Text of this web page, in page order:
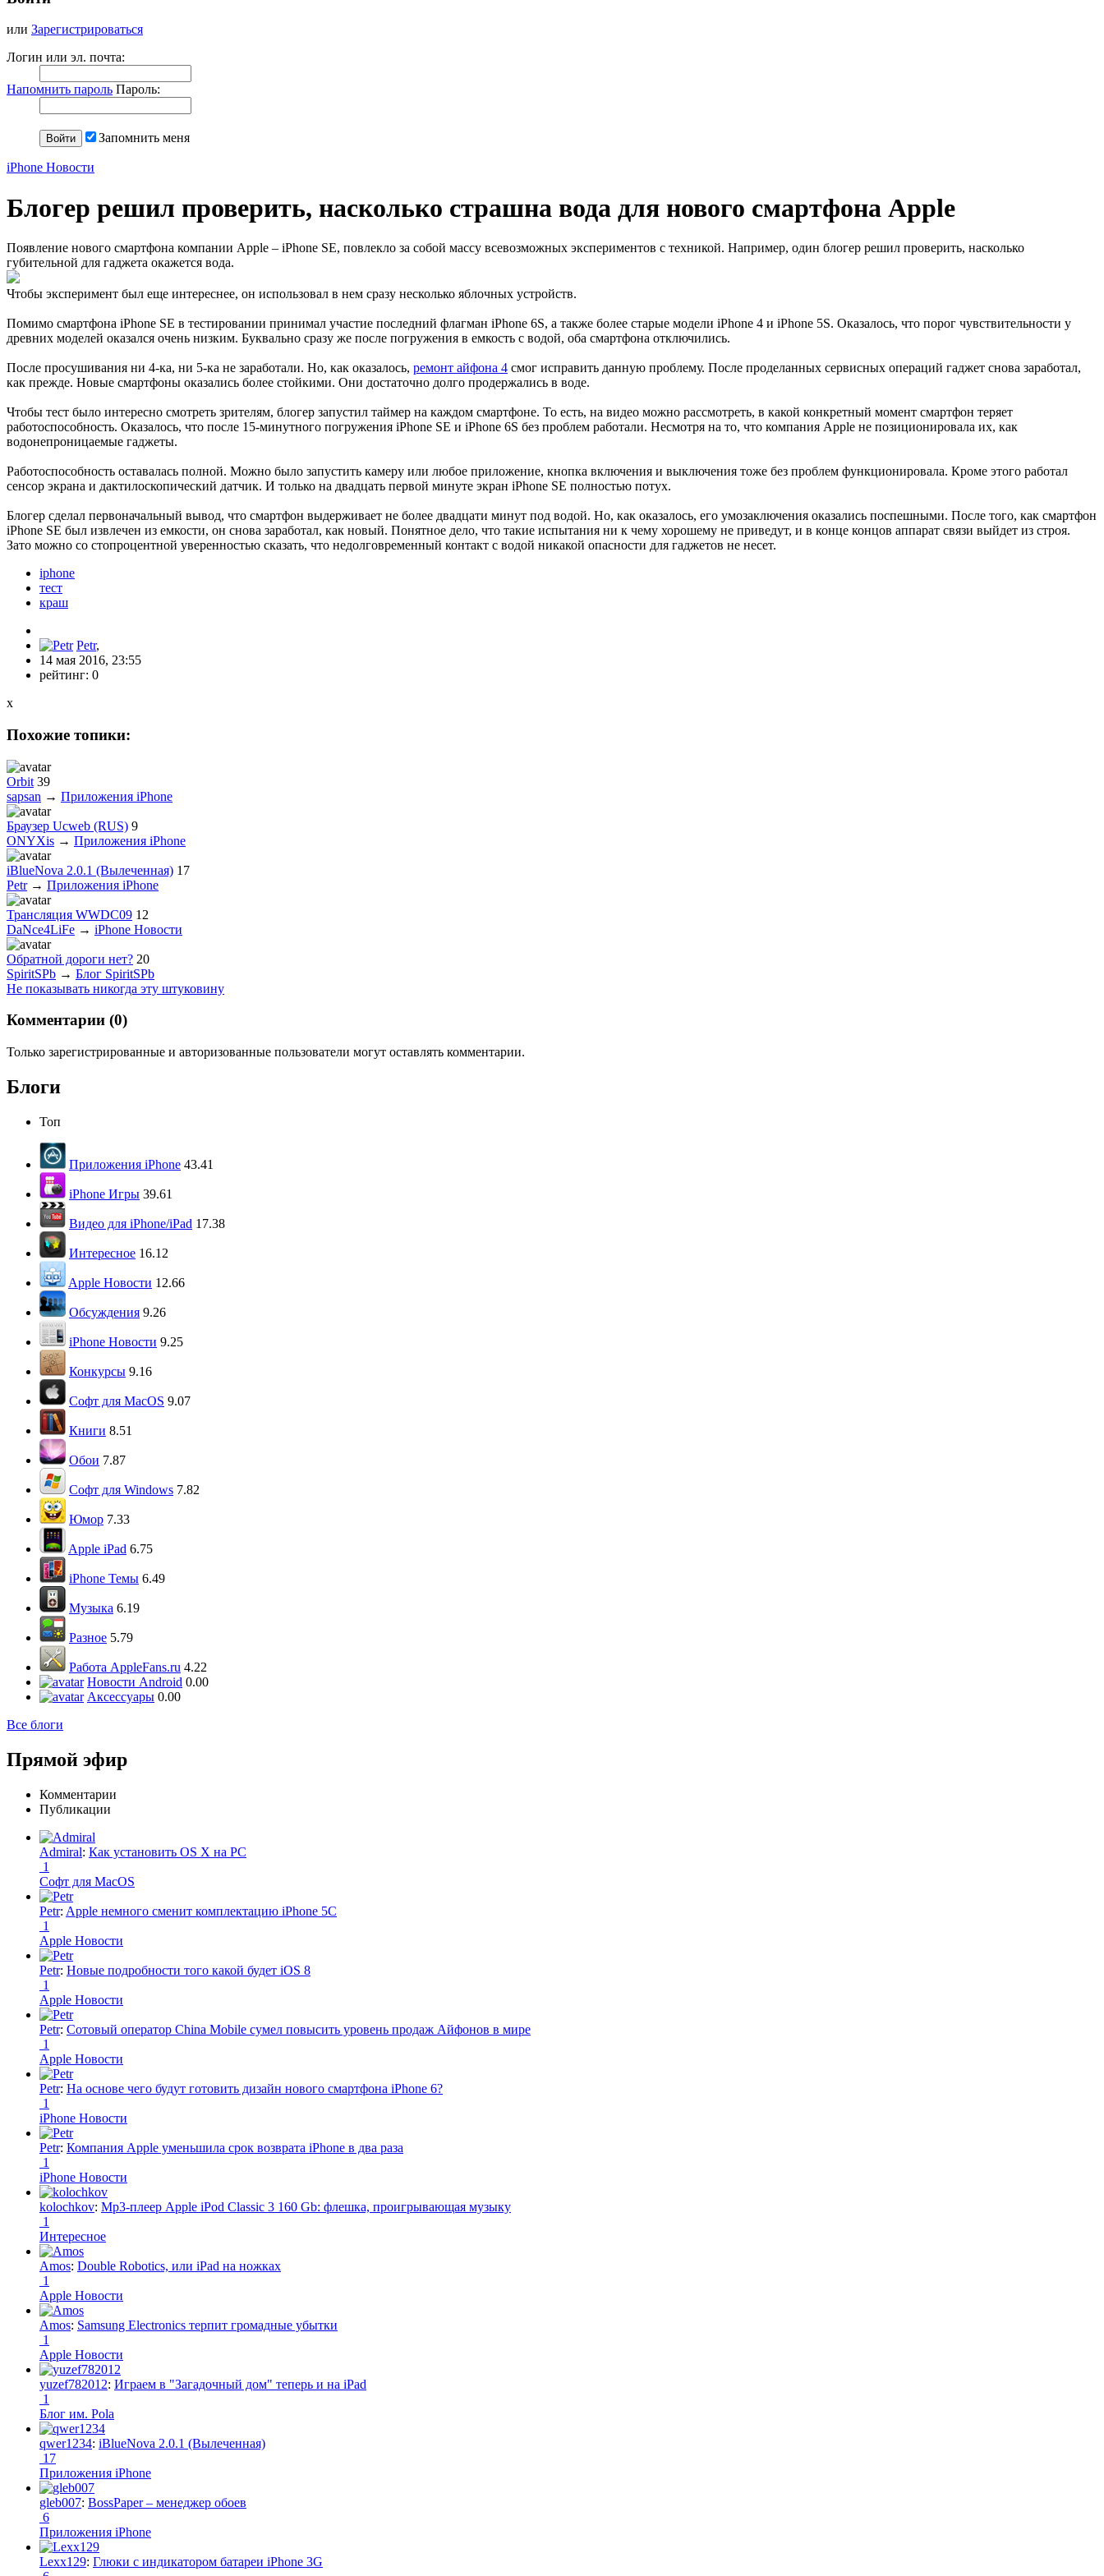
или Зарегистрироваться
Логин или эл. почта:
Напомнить пароль Пароль:
Запомнить меня
iPhone Новости
Блогер решил проверить, насколько страшна вода для нового смартфона Apple
Появление нового смартфона компании Apple – iPhone SE, повлекло за собой массу всевозможных экспериментов с техникой. Например, один блогер решил проверить, насколько
губительной для гаджета окажется вода.
Чтобы эксперимент был еще интереснее, он использовал в нем сразу несколько яблочных устройств.
Помимо смартфона iPhone SE в тестировании принимал участие последний флагман iPhone 6S, а также более старые модели iPhone 4 и iPhone 5S. Оказалось, что порог чувствительности у
древних моделей оказался очень низким. Буквально сразу же после погружения в емкость с водой, оба смартфона отключились.
После просушивания ни 4-ка, ни 5-ка не заработали. Но, как оказалось, ремонт айфона 4 смог исправить данную проблему. После проделанных сервисных операций гаджет снова заработал,
как прежде. Новые смартфоны оказались более стойкими. Они достаточно долго продержались в воде.
Чтобы тест было интересно смотреть зрителям, блогер запустил таймер на каждом смартфоне. То есть, на видео можно рассмотреть, в какой конкретный момент смартфон теряет
работоспособность. Оказалось, что после 15-минутного погружения iPhone SE и iPhone 6S без проблем работали. Несмотря на то, что компания Apple не позиционировала их, как
водонепроницаемые гаджеты.
Работоспособность оставалась полной. Можно было запустить камеру или любое приложение, кнопка включения и выключения тоже без проблем функционировала. Кроме этого работал
сенсор экрана и дактилоскопический датчик. И только на двадцать первой минуте экран iPhone SE полностью потух.
Блогер сделал первоначальный вывод, что смартфон выдерживает не более двадцати минут под водой. Но, как оказалось, его умозаключения оказались поспешными. После того, как смартфон
iPhone SE был извлечен из емкости, он снова заработал, как новый. Понятное дело, что такие испытания ни к чему хорошему не приведут, и в конце концов аппарат связи выйдет из строя.
Зато можно со стопроцентной уверенностью сказать, что недолговременный контакт с водой никакой опасности для гаджетов не несет.
iphone
тест
краш
Petr,
14 мая 2016, 23:55
рейтинг: 0
x
Похожие топики:
Orbit 39
sapsan → Приложения iPhone
Браузер Ucweb (RUS) 9
ONYXis → Приложения iPhone
iBlueNova 2.0.1 (Вылеченная) 17
Petr→ Приложения iPhone
Трансляция WWDC09 12
DaNce4LiFe → iPhone Новости
Обратной дороги нет? 20
SpiritSPb → Блог SpiritSPb
Не показывать никогда эту штуковину
Комментарии (0)
Только зарегистрированные и авторизованные пользователи могут оставлять комментарии.
Блоги
Топ
Приложения iPhone 43.41
iPhone Игры 39.61
Видео для iPhone/iPad 17.38
Интересное 16.12
Apple Новости 12.66
Обсуждения 9.26
iPhone Новости 9.25
Конкурсы 9.16
Софт для MacOS 9.07
Книги 8.51
Обои 7.87
Софт для Windows 7.82
Юмор 7.33
Apple iPad 6.75
iPhone Темы 6.49
Музыка 6.19
Разное 5.79
Работа AppleFans.ru 4.22
Новости Android 0.00
Аксессуары 0.00
Все блоги
Прямой эфир
Комментарии
Публикации
Admiral: Как установить OS X на PC
1
Софт для MacOS
Petr: Apple немного сменит комплектацию iPhone 5C
1
Apple Новости
Petr: Новые подробности того какой будет iOS 8
1
Apple Новости
Petr: Сотовый оператор China Mobile сумел повысить уровень продаж Айфонов в мире
1
Apple Новости
Petr: На основе чего будут готовить дизайн нового смартфона iPhone 6?
1
iPhone Новости
Petr: Компания Apple уменьшила срок возврата iPhone в два раза
1
iPhone Новости
kolochkov: Mp3-плеер Apple iPod Classic 3 160 Gb: флешка, проигрывающая музыку
1
Интересное
Amos: Double Robotics, или iPad на ножках
1
Apple Новости
Amos: Samsung Electronics терпит громадные убытки
1
Apple Новости
yuzef782012: Играем в "Загадочный дом" теперь и на iPad
1
Блог им. Pola
qwer1234: iBlueNova 2.0.1 (Вылеченная)
17
Приложения iPhone
gleb007: BossPaper – менеджер обоев
6
Приложения iPhone
Lexx129: Глюки с индикатором батареи iPhone 3G